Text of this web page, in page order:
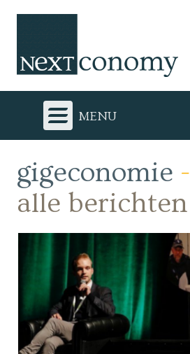
menu
gigeconomie -
alle berichten